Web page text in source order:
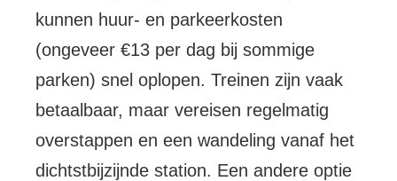
kunnen huur- en parkeerkosten
(ongeveer €13 per dag bij sommige
parken) snel oplopen. Treinen zijn vaak
betaalbaar, maar vereisen regelmatig
overstappen en een wandeling vanaf het
dichtstbijzijnde station. Een andere optie